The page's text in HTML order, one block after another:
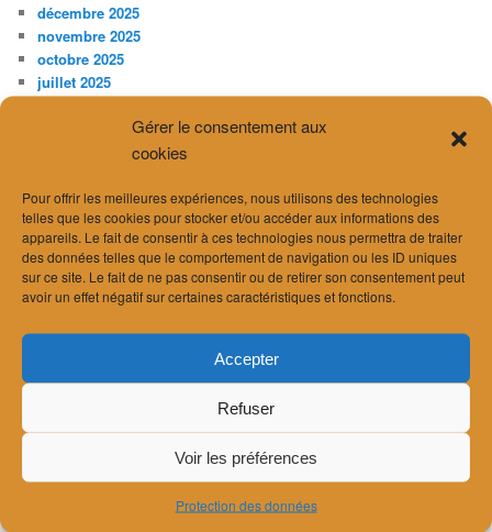
Gérer le consentement aux
cookies
Pour offrir les meilleures expériences, nous utilisons des technologies
telles que les cookies pour stocker et/ou accéder aux informations des
appareils. Le fait de consentir à ces technologies nous permettra de traiter
des données telles que le comportement de navigation ou les ID uniques
sur ce site. Le fait de ne pas consentir ou de retirer son consentement peut
avoir un effet négatif sur certaines caractéristiques et fonctions.
Accepter
Refuser
Voir les préférences
Protection des données
décembre 2025
novembre 2025
octobre 2025
juillet 2025
décembre 2024
septembre 2024
août 2024
juillet 2024
juin 2024
avril 2024
février 2024
décembre 2023
juillet 2023